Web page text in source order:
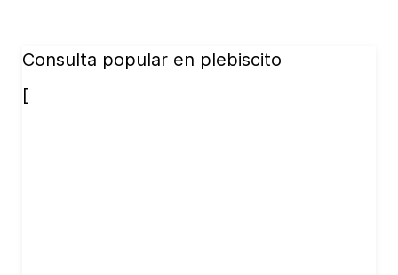
Consulta popular en plebiscito
[